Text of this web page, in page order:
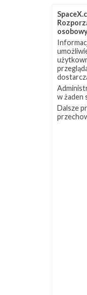
Firma
Axiom
Space
wybrała
SpaceX
w żaden
Dalsze